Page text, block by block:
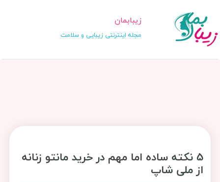
زیبابمان
مجله اینترنتی زیبایی و سلامت
5 نکته ساده اما مهم در خرید مانتو زنانه
از ملی شاپ